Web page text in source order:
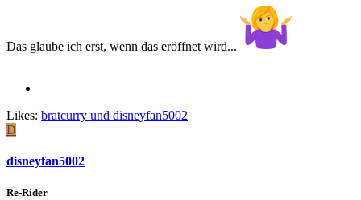
Das glaube ich erst, wenn das eröffnet wird...
Likes: bratcurry und disneyfan5002
D
disneyfan5002
Re-Rider